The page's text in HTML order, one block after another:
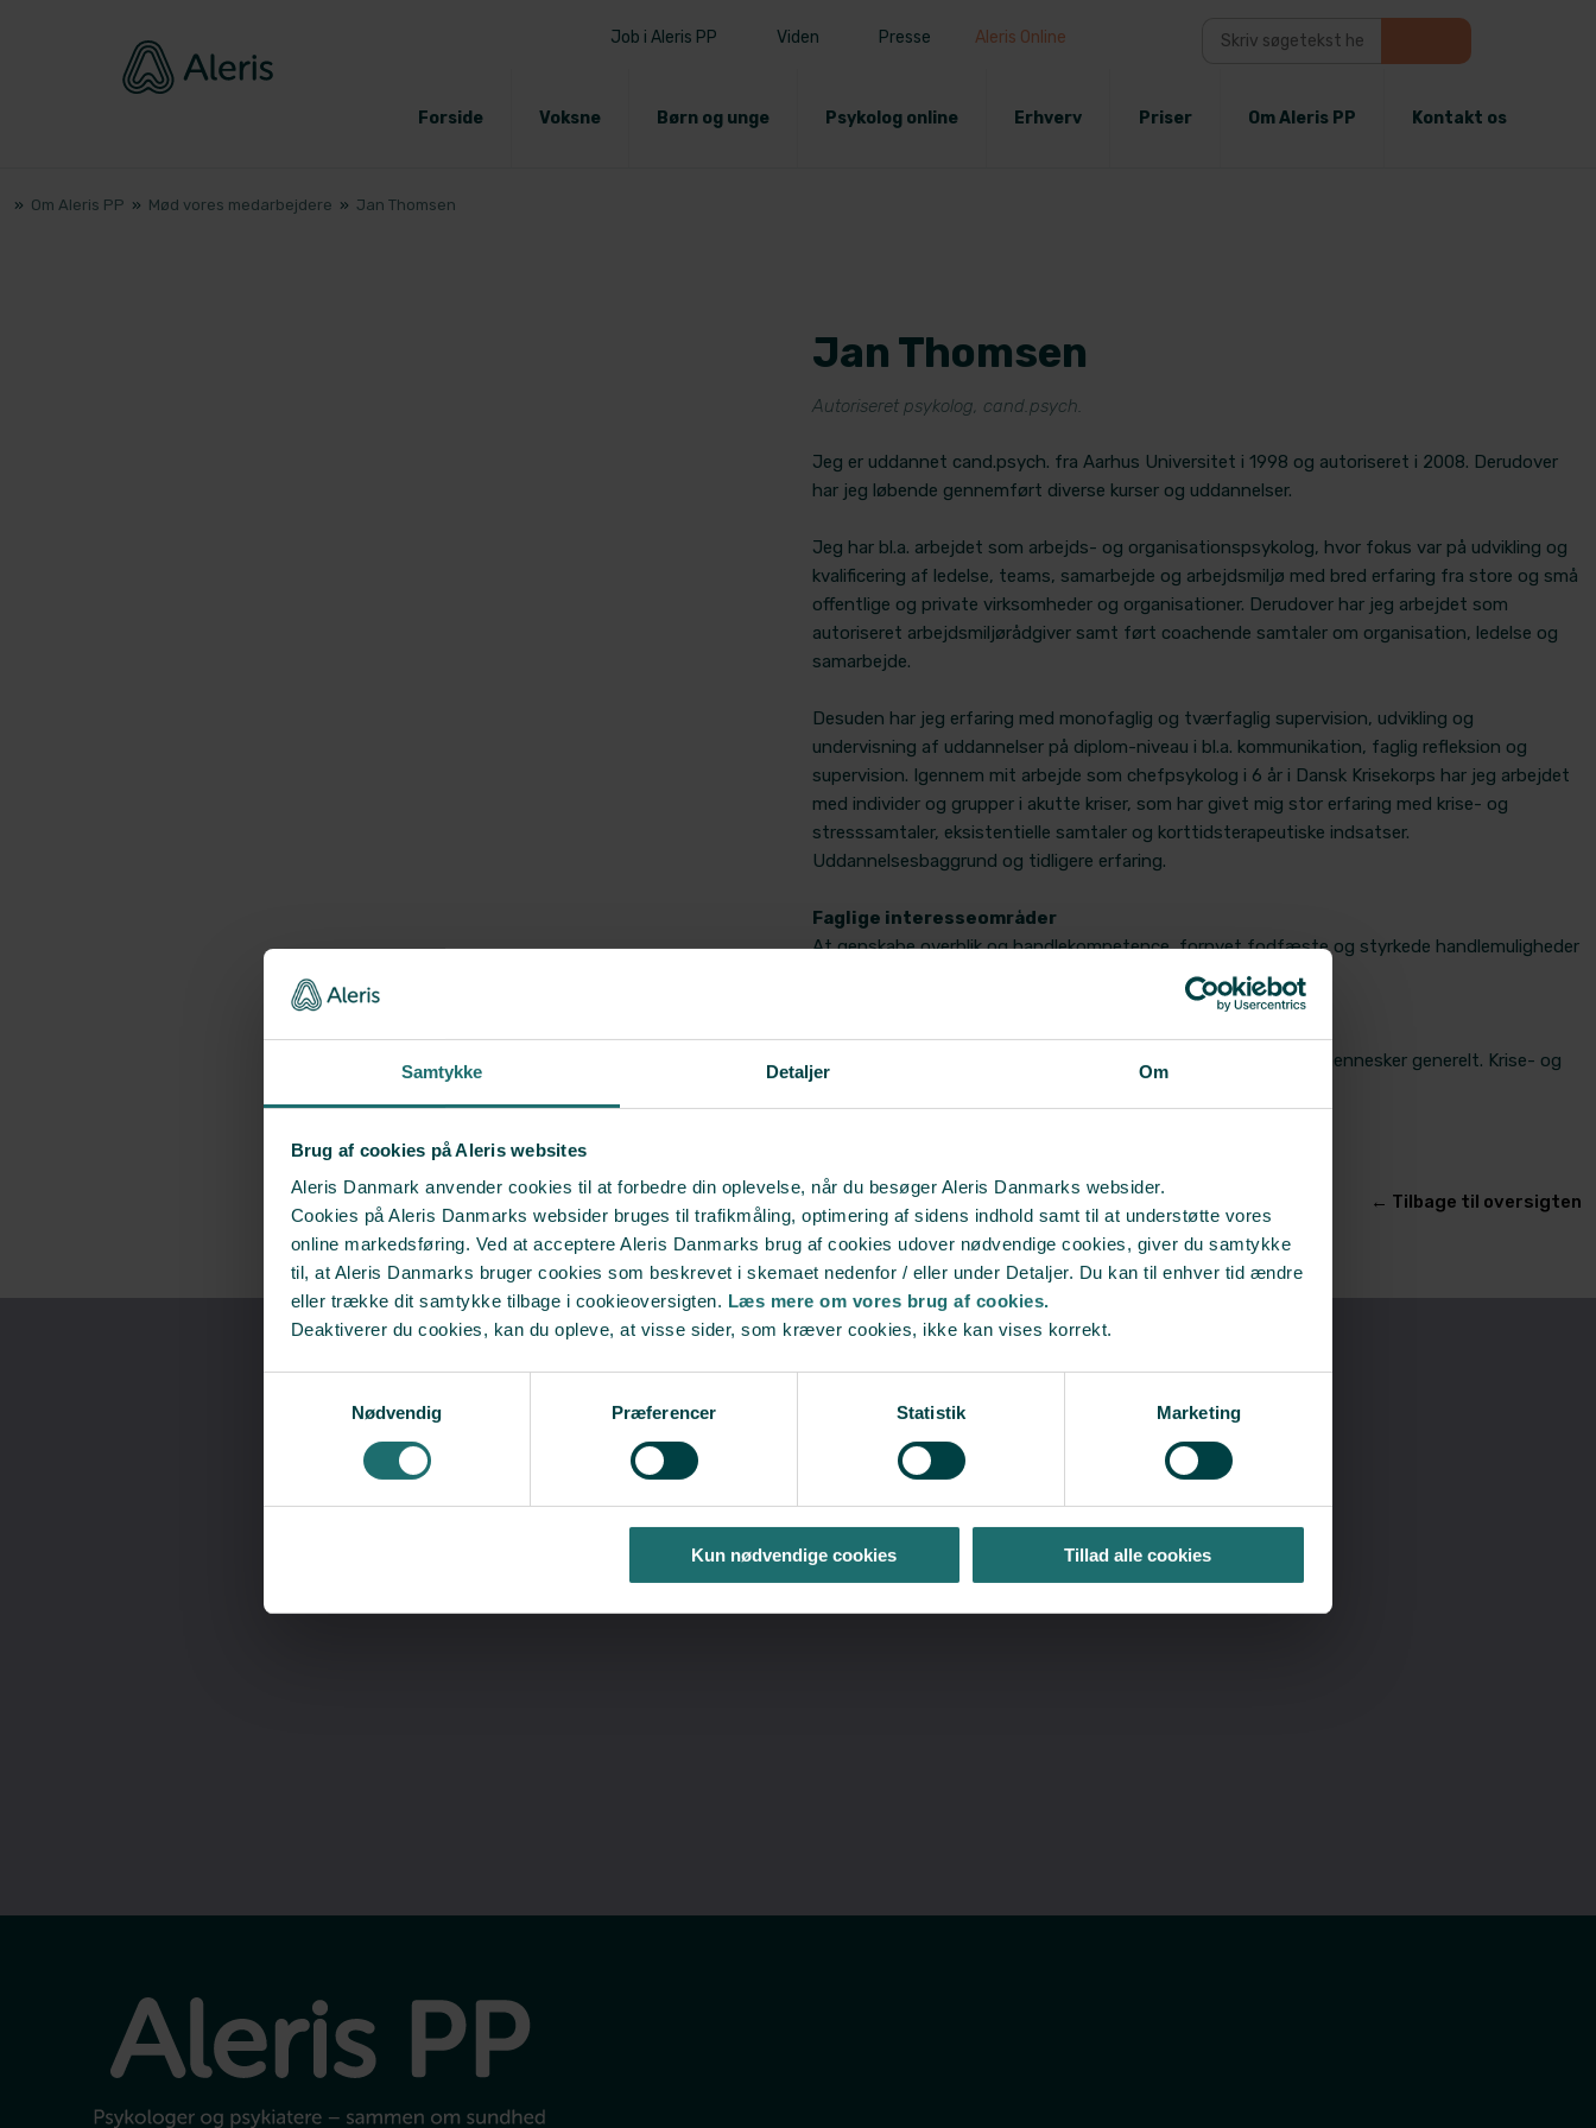
Samtykke Detaljer Om
Brug af cookies på Aleris websites
Aleris Danmark anvender cookies til at forbedre din oplevelse, når du besøger Aleris Danmarks websider.
Cookies på Aleris Danmarks websider bruges til trafikmåling, optimering af sidens indhold samt til at understøtte vores
online markedsføring. Ved at acceptere Aleris Danmarks brug af cookies udover nødvendige cookies, giver du samtykke
til, at Aleris Danmarks bruger cookies som beskrevet i skemaet nedenfor / eller under Detaljer. Du kan til enhver tid ændre
eller trække dit samtykke tilbage i cookieoversigten. Læs mere om vores brug af cookies.
Deaktiverer du cookies, kan du opleve, at visse sider, som kræver cookies, ikke kan vises korrekt.
Nødvendig
Præferencer Statistik Marketing
Kun nødvendige cookies Tillad alle cookies
Job i Aleris PP Viden Presse Aleris Online
Forside Voksne Børn og unge Psykolog online Erhverv Priser Om Aleris PP Kontakt os
» Om Aleris PP » Mød vores medarbejdere » Jan Thomsen
Jan Thomsen
​Autoriseret psykolog, cand.psych.
Jeg er uddannet cand.psych. fra Aarhus Universitet i 1998 og autoriseret i 2008. Derudover
har jeg løbende gennemført diverse kurser og uddannelser.
Jeg har bl.a. arbejdet som arbejds- og organisationspsykolog, hvor fokus var på udvikling og
kvalificering af ledelse, teams, samarbejde og arbejdsmiljø med bred erfaring fra store og små
offentlige og private virksomheder og organisationer. Derudover har jeg arbejdet som
autoriseret arbejdsmiljørådgiver samt ført coachende samtaler om organisation, ledelse og
samarbejde.
Desuden har jeg erfaring med monofaglig og tværfaglig supervision, udvikling og
undervisning af uddannelser på diplom-niveau i bl.a. kommunikation, faglig refleksion og
supervision. Igennem mit arbejde som chefpsykolog i 6 år i Dansk Krisekorps har jeg arbejdet
med individer og grupper i akutte kriser, som har givet mig stor erfaring med krise- og
stresssamtaler, eksistentielle samtaler og korttidsterapeutiske indsatser.
Uddannelsesbaggrund og tidligere erfaring.
Faglige interesseområder
At genskabe overblik og handlekompetence, fornyet fodfæste og styrkede handlemuligheder
og handlekraft og hos mennesker, i midlertidig ubalance.
Hos Aleris PP står jeg for coaching af ledere, medarbejder og mennesker generelt. Krise- og
​← Tilbage til oversigten
​Sådan har andre fået hjælp